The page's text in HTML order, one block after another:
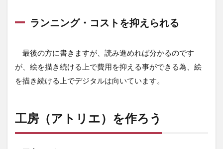
ランニング・コストを抑えられる
最後の方に書きますが、読み進めれば分かるのです
が、絵を描き続ける上で費用を抑える事ができる為、絵
を描き続ける上でデジタルは向いています。
工房（アトリエ）を作ろう